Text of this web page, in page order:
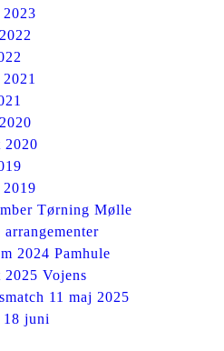
2020
Tørning Mølle
2024 Pamhule
Vojens
11 maj 2025
juni